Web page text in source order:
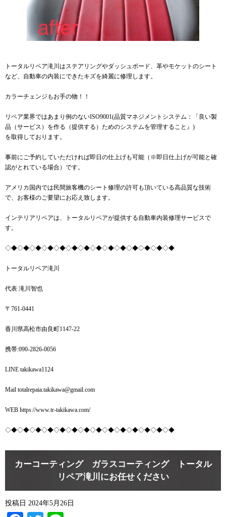
トータルリペア滝川はステアリングやダッシュボード、革やモケットのシート
など、自動車の内装にできたキズを綺麗に修理します。
カラーチェンジもお手の物！！
リペア業界ではあまり例のないISO9001(品質マネジメントシステム：「良い製
品（サービス）を作る（提供する）ためのシステムを管理すること』)
を取得しております。
事前にご予約していただければ即日の仕上げも可能（※即日仕上げが可能と確
認がとれている場合）です。
アメリカ国内では民間旅客機のシート修理の許可も頂いている高品質な技術
で、お客様のご要望にお応え致します。
インテリアリペアは、トータルリペアが提供する自動車内装修理サービスで
す。
◇◆◇◆◇◆◇◆◇◆◇◆◇◆◇◆◇◆◇◆◇◆◇◆◇◆◇◆
トータルリペア滝川
代表 滝川智也
〒761-0441
香川県高松市由良町1147-22
携帯:090-2826-0056
LINE takikawa1124
Mail totalrepaia.takikawa@gmail.com
WEB https://www.tr-takikawa.com/
◇◆◇◆◇◆◇◆◇◆◇◆◇◆◇◆◇◆◇◆◇◆◇◆◇◆◇◆
カーコーティング ガラスコーティング トータル
リペア滝川にお任せください
投稿日 2024年5月26日